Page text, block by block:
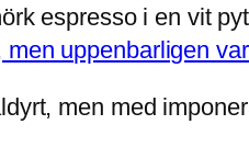
espresso i en vit
men uppenbarligen
men med